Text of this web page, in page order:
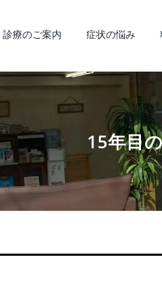
診療のご案内 症状の悩み
15年目